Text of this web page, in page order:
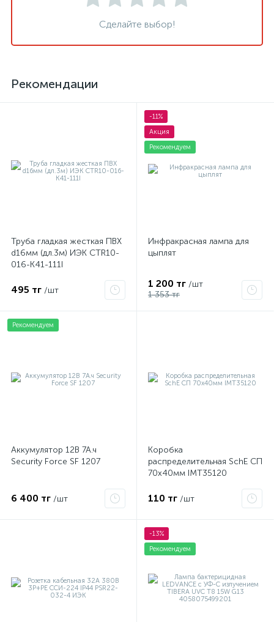
Сделайте выбор!
Рекомендации
Труба гладкая жесткая ПВХ
d16мм (дл.3м) ИЭК CTR10-
016-K41-111I
495 тг /шт
-11%
Акция
Рекомендуем
Инфракрасная лампа для
цыплят
1 200 тг /шт
1 353 тг
Рекомендуем
Аккумулятор 12В 7А.ч
Security Force SF 1207
6 400 тг /шт
Коробка
распределительная SchE СП
70х40мм IMT35120
110 тг /шт
-13%
Рекомендуем